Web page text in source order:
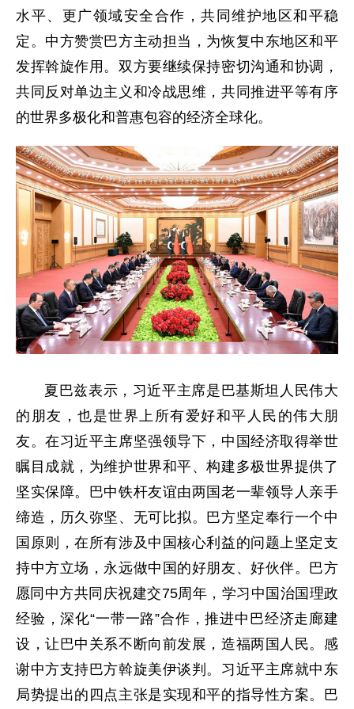
水平、更广领域安全合作，共同维护地区和平稳
定。中方赞赏巴方主动担当，为恢复中东地区和平
发挥斡旋作用。双方要继续保持密切沟通和协调，
共同反对单边主义和冷战思维，共同推进平等有序
的世界多极化和普惠包容的经济全球化。
夏巴兹表示，习近平主席是巴基斯坦人民伟大
的朋友，也是世界上所有爱好和平人民的伟大朋
友。在习近平主席坚强领导下，中国经济取得举世
瞩目成就，为维护世界和平、构建多极世界提供了
坚实保障。巴中铁杆友谊由两国老一辈领导人亲手
缔造，历久弥坚、无可比拟。巴方坚定奉行一个中
国原则，在所有涉及中国核心利益的问题上坚定支
持中方立场，永远做中国的好朋友、好伙伴。巴方
愿同中方共同庆祝建交75周年，学习中国治国理政
经验，深化“一带一路”合作，推进中巴经济走廊建
设，让巴中关系不断向前发展，造福两国人民。感
谢中方支持巴方斡旋美伊谈判。习近平主席就中东
局势提出的四点主张是实现和平的指导性方案。巴